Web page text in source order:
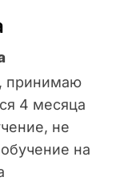
принимаю
4 месяца
не
на